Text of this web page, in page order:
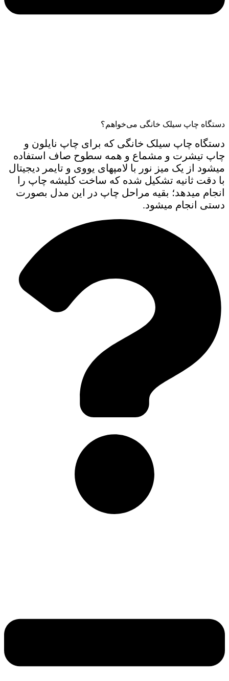
دستگاه چاپ سیلک خانگی می‌خواهم؟
دستگاه چاپ سیلک خانگی که برای چاپ نایلون و
چاپ تیشرت و مشماع و همه سطوح صاف استفاده
میشود از یک میز نور با لامپهای یووی و تایمر دیجیتال
با دقت ثانیه تشکیل شده که ساخت کلیشه چاپ را
انجام میدهد؛ بقیه مراحل چاپ در این مدل بصورت
دستی انجام میشود.